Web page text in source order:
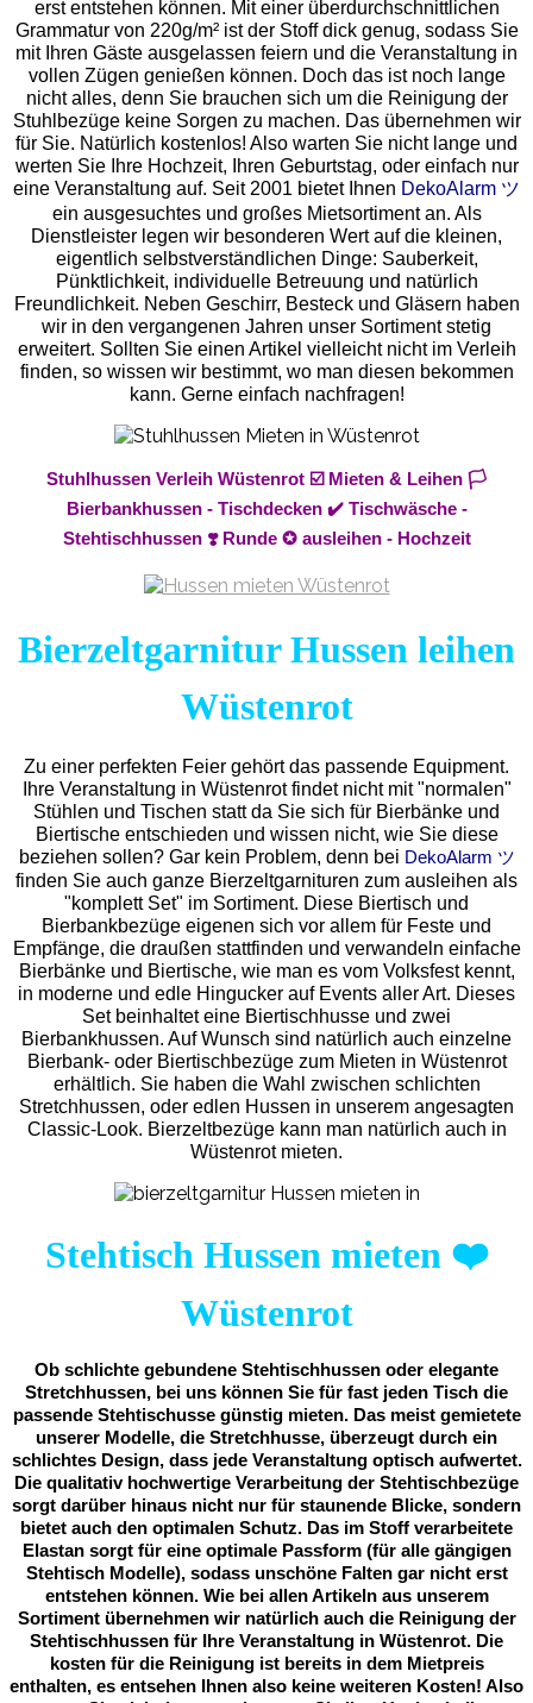
erst entstehen können. Mit einer überdurchschnittlichen
Grammatur von 220g/m² ist der Stoff dick genug, sodass Sie
mit Ihren Gäste ausgelassen feiern und die Veranstaltung in
vollen Zügen genießen können. Doch das ist noch lange
nicht alles, denn Sie brauchen sich um die Reinigung der
Stuhlbezüge keine Sorgen zu machen. Das übernehmen wir
für Sie. Natürlich kostenlos! Also warten Sie nicht lange und
werten Sie Ihre Hochzeit, Ihren Geburtstag, oder einfach nur
eine Veranstaltung auf. Seit 2001 bietet Ihnen DekoAlarm ツ
ein ausgesuchtes und großes Mietsortiment an. Als
Dienstleister legen wir besonderen Wert auf die kleinen,
eigentlich selbstverständlichen Dinge: Sauberkeit,
Pünktlichkeit, individuelle Betreuung und natürlich
Freundlichkeit. Neben Geschirr, Besteck und Gläsern haben
wir in den vergangenen Jahren unser Sortiment stetig
erweitert. Sollten Sie einen Artikel vielleicht nicht im Verleih
finden, so wissen wir bestimmt, wo man diesen bekommen
kann. Gerne einfach nachfragen!
Stuhlhussen Verleih Wüstenrot ☑️ Mieten & Leihen 🏳️
Bierbankhussen - Tischdecken ✔️ Tischwäsche -
Stehtischhussen ❣️ Runde ✪ ausleihen - Hochzeit
Bierzeltgarnitur Hussen leihen
Wüstenrot
Zu einer perfekten Feier gehört das passende Equipment.
Ihre Veranstaltung in Wüstenrot findet nicht mit "normalen"
Stühlen und Tischen statt da Sie sich für Bierbänke und
Biertische entschieden und wissen nicht, wie Sie diese
beziehen sollen? Gar kein Problem, denn bei DekoAlarm ツ
finden Sie auch ganze Bierzeltgarnituren zum ausleihen als
"komplett Set" im Sortiment. Diese Biertisch und
Bierbankbezüge eigenen sich vor allem für Feste und
Empfänge, die draußen stattfinden und verwandeln einfache
Bierbänke und Biertische, wie man es vom Volksfest kennt,
in moderne und edle Hingucker auf Events aller Art. Dieses
Set beinhaltet eine Biertischhusse und zwei
Bierbankhussen. Auf Wunsch sind natürlich auch einzelne
Bierbank- oder Biertischbezüge zum Mieten in Wüstenrot
erhältlich. Sie haben die Wahl zwischen schlichten
Stretchhussen, oder edlen Hussen in unserem angesagten
Classic-Look. Bierzeltbezüge kann man natürlich auch in
Wüstenrot mieten.
Stehtisch Hussen mieten ❤️
Wüstenrot
Ob schlichte gebundene Stehtischhussen oder elegante
Stretchhussen, bei uns können Sie für fast jeden Tisch die
passende Stehtischusse günstig mieten. Das meist gemietete
unserer Modelle, die Stretchhusse, überzeugt durch ein
schlichtes Design, dass jede Veranstaltung optisch aufwertet.
Die qualitativ hochwertige Verarbeitung der Stehtischbezüge
sorgt darüber hinaus nicht nur für staunende Blicke, sondern
bietet auch den optimalen Schutz. Das im Stoff verarbeitete
Elastan sorgt für eine optimale Passform (für alle gängigen
Stehtisch Modelle), sodass unschöne Falten gar nicht erst
entstehen können. Wie bei allen Artikeln aus unserem
Sortiment übernehmen wir natürlich auch die Reinigung der
Stehtischhussen für Ihre Veranstaltung in Wüstenrot. Die
kosten für die Reinigung ist bereits in dem Mietpreis
enthalten, es entsehen Ihnen also keine weiteren Kosten! Also